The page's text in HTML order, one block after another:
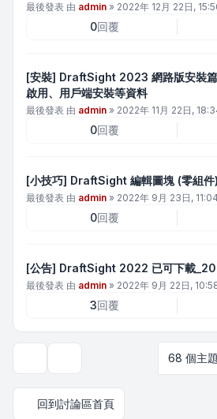
最後發表 由 admin » 2022年 12月 22日,
0回覆
[安裝] DraftSight 2023 網路版安裝篇
啟用、用戶端安裝等資料
最後發表 由 admin » 2022年 11月 22日,
0回覆
[小技巧] DraftSight 編輯圖塊 (零組件)
最後發表 由 admin » 2022年 9月 23日, 11:04
0回覆
[公告] DraftSight 2022 已可下載
最後發表 由 admin » 2022年 9月 22日,
3回覆
68 個主題
回到討論區首頁